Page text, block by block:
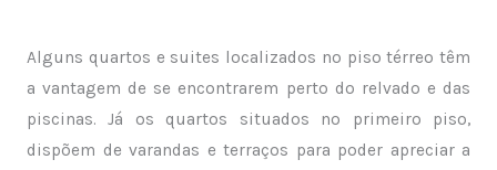
Alguns quartos e suites localizados no piso térreo têm
a vantagem de se encontrarem perto do relvado e das
piscinas. Já os quartos situados no primeiro piso,
dispõem de varandas e terraços para poder apreciar a